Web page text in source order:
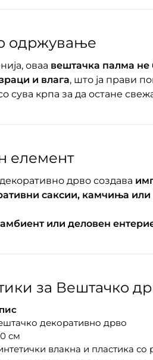
одржување
оваа вештачка палма не
и влага, што ја прави
крпа за да остане
елемент
дрво создава
саксии, камчиња или
или деловен
за Вештачко
декоративно дрво
см
влакна и пластика